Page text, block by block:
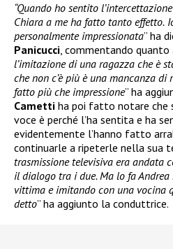
“Quando ho sentito
Chiara a me ha fatto tanto effetto.
personalmente impressionata” ha
Panicucci, commentando quanto
l’imitazione di una ragazza che è
che non c’è più è una mancanza di
fatto più che impressione” ha
Cametti ha poi fatto notare che
voce è perché l’ha sentita e ha
evidentemente l’hanno fatto
continuarle a ripeterle nella sua
trasmissione televisiva era andata
il dialogo tra i due. Ma lo fa
vittima e imitando con una vocina
detto” ha aggiunto la conduttrice.